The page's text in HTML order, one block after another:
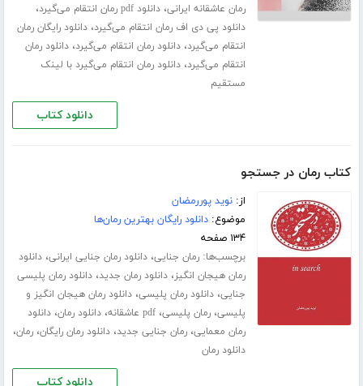
رمان عاشقانه ایرانی،دانلود pdf رمان انتقام می‌گیرد ،
دانلود پی دی اف رمان انتقام می‌گیرد،دانلود رایگان رمان
انتقام می‌گیرد،دانلود رمان انتقام می‌گیرد،دانلود رمان
انتقام می‌گیرد،دانلود رمان انتقام می‌گیرد با لینک
مستقیم
دانلود کتاب
کتاب رمان در جستجو
از:نوید پوررمضان
موضوع:دانلود رایگان بهترین رمان‌ها
۱۳۴ صفحه
برچسب‌ها:رمان جنایی،دانلود رمان جنایی ایرانی،دانلود
رمان هیجان انگیز،دانلود رمان جدید،دانلود رمان پلیسی
جنایی،دانلود رمان پلیسی،دانلود رمان هیجان انگیز و
پلیسی،رمان پلیسی،pdf عاشقانه ،دانلود رمان،دانلود
رمان معمایی،رمان جنایی جدید،دانلود رمان رایگان،رمان،
دانلود رمان
دانلود کتاب